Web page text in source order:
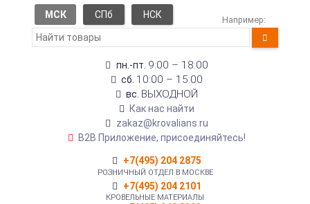
МСК СПб НСК Например:
пн.-пт. 9:00 – 18:00
сб. 10:00 – 15:00
вс. ВЫХОДНОЙ
Как нас найти
zakaz@krovalians.ru
B2B Приложение, присоединяйтесь!
+7(495) 204 2875
РОЗНИЧНЫЙ ОТДЕЛ В МОСКВЕ
+7(495) 204 2101
КРОВЕЛЬНЫЕ МАТЕРИАЛЫ